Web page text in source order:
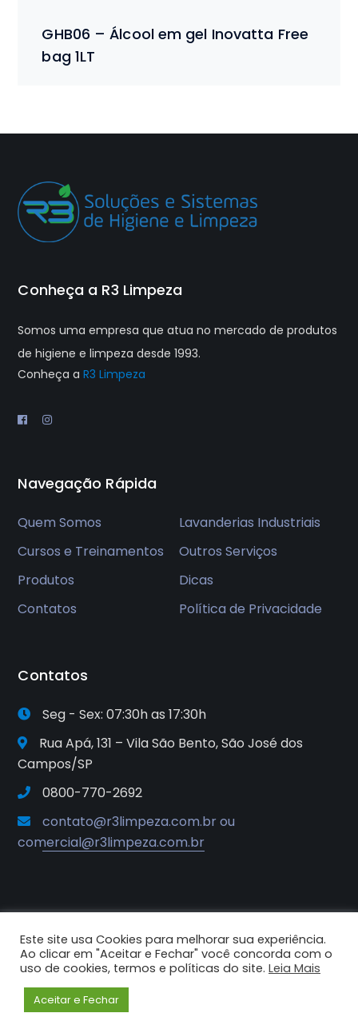
GHB06 – Álcool em gel Inovatta Free
bag 1LT
Conheça a R3 Limpeza
Somos uma empresa que atua no mercado de produtos
de higiene e limpeza desde 1993.
Conheça aR3 Limpeza
Navegação Rápida
Quem Somos
Lavanderias Industriais
Cursos e Treinamentos
Outros Serviços
Produtos
Dicas
Contatos
Política de Privacidade
Contatos
Seg - Sex: 07:30h as 17:30h
Rua Apá, 131 – Vila São Bento, São José dos
Campos/SP
0800-770-2692
contato@r3limpeza.com.br ou
comercial@r3limpeza.com.br
2025© R3 Soluções e Sistemas de
Higiene e Limpeza. Todos os
direitos reservados.
Criado por Criative Comunicação
Este site usa Cookies para melhorar sua experiência.
Ao clicar em "Aceitar e Fechar" você concorda com o
uso de cookies, termos e políticas do site. Leia Mais
Aceitar e Fechar